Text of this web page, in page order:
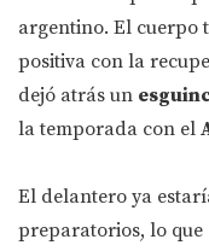
argentino. El cuerpo
positiva con la
dejó atrás un
la temporada con el
El delantero ya
preparatorios, lo